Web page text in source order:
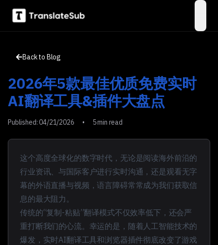
Back to Blog
2026年5款最佳优质免费实时
AI翻译工具&插件大盘点
Published:04/21/2026 • 5 min read
这个高度全球化的数字时代，无论是阅读海外前沿的
行业资讯、与国际客户进行实时沟通，还是观看无字
幕的外语直播与视频，语言障碍常常成为我们获取信
息的最大阻力。
传统的“复制-粘贴”翻译模式不仅效率低下，还会严
重打断我们的心流。幸运的是，随着人工智能技术的
爆发，实时AI翻译工具和浏览器插件彻底改变了游戏